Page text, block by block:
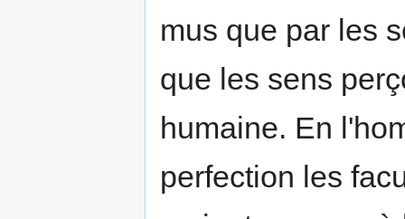
mus que par les
que les sens
humaine. En
perfection les